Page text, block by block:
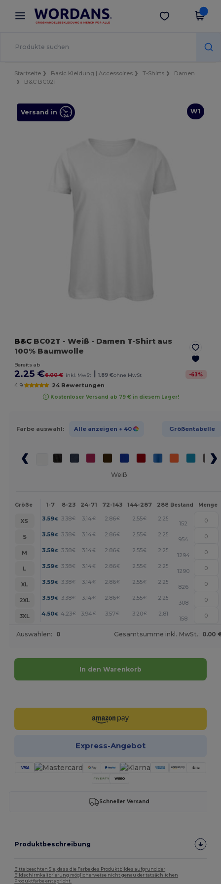
× Wordans App
Bessere Preise in der App!
App holen
Startseite Basic Kleidung | Accessoires T-Shirts
Damen
B&C BC02T
W1
Versand in
B&C BC02T - Weiß - Damen T-Shirt aus
100% Baumwolle
Bereits ab
2.25 €6.00 € inkl. MwSt | 1.89 €ohne MwSt -63%
4.9 24 Bewertungen
Kostenloser Versand ab 79 € in diesem Lager!
Farbe auswahl: Alle anzeigen + 40 Größentabelle
Weiß
Größe 1-7 8-23 24-71 72-143 144-287 288 + Mehr
Bestand Menge
XS 3.59€ 3.38€ 3.14€ 2.86€ 2.55€ 2.25 +
152
S
3.59€ 3.38€ 3.14€ 2.86€ 2.55€ 2.25 +
954
M
3.59€ 3.38€ 3.14€ 2.86€ 2.55€ 2.25 +
1294
L
3.59€ 3.38€ 3.14€ 2.86€ 2.55€ 2.25 +
1290
XL
3.59€ 3.38€ 3.14€ 2.86€ 2.55€ 2.25 +
826
2XL
3.59€ 3.38€ 3.14€ 2.86€ 2.55€ 2.25 +
308
3XL
4.50€ 4.23€ 3.94 € 3.57€ 3.20€ 2.81 +
158
Auswahlen: 0 Gesamtsumme inkl. MwSt.: 0.00
In den Warenkorb
Express-Angebot
Schneller Versand
Produktbeschreibung
Bitte beachten Sie, dass die Farbe des Produktbildes aufgrund der
Bildschirmkalibrierung möglicherweise nicht genau der tatsächlichen
Produktfarbe entspricht.